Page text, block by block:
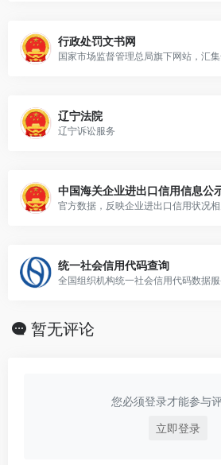
行政处罚文书网
国家市场监督管理总局旗下网站，汇集
辽宁法院
辽宁诉讼服务
中国海关企业进出口信用信息公
官方数据，反映企业进出口信用状况相
统一社会信用代码查询
全国组织机构统一社会信用代码数据
暂无评论
您必须登录才能参与
立即登录